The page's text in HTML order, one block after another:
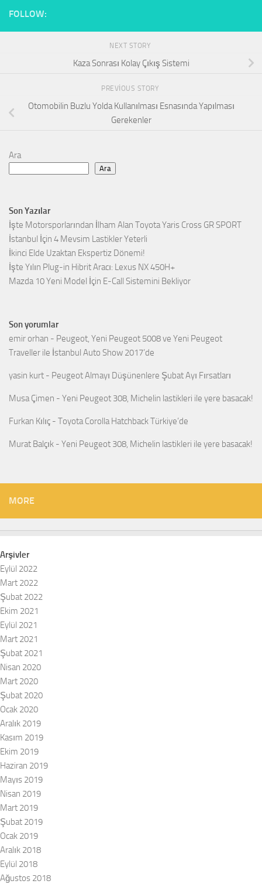
FOLLOW:
NEXT STORY
Kaza Sonrası Kolay Çıkış Sistemi
PREVIOUS STORY
Otomobilin Buzlu Yolda Kullanılması Esnasında Yapılması
Gerekenler
Ara
Ara
Son Yazılar
İşte Motorsporlarından İlham Alan Toyota Yaris Cross GR SPORT
İstanbul İçin 4 Mevsim Lastikler Yeterli
İkinci Elde Uzaktan Ekspertiz Dönemi!
İşte Yılın Plug-in Hibrit Aracı: Lexus NX 450H+
Mazda 10 Yeni Model İçin E-Call Sistemini Bekliyor
Son yorumlar
emir orhan - Peugeot, Yeni Peugeot 5008 ve Yeni Peugeot
Traveller ile İstanbul Auto Show 2017’de
yasin kurt - Peugeot Almayı Düşünenlere Şubat Ayı Fırsatları
Musa Çimen - Yeni Peugeot 308, Michelin lastikleri ile yere basacak!
Furkan Kılıç - Toyota Corolla Hatchback Türkiye’de
Murat Balçık - Yeni Peugeot 308, Michelin lastikleri ile yere basacak!
MORE
Arşivler
Eylül 2022
Mart 2022
Şubat 2022
Ekim 2021
Eylül 2021
Mart 2021
Şubat 2021
Nisan 2020
Mart 2020
Şubat 2020
Ocak 2020
Aralık 2019
Kasım 2019
Ekim 2019
Haziran 2019
Mayıs 2019
Nisan 2019
Mart 2019
Şubat 2019
Ocak 2019
Aralık 2018
Eylül 2018
Ağustos 2018